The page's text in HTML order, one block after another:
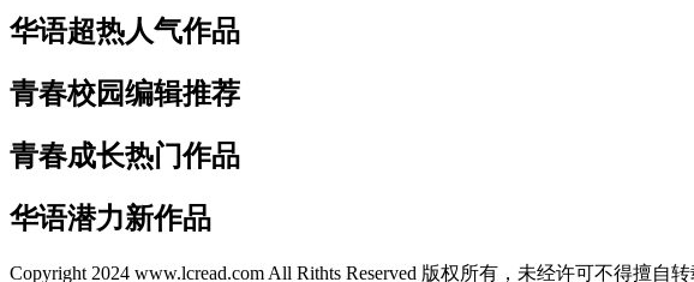
华语超热人气作品
青春校园编辑推荐
青春成长热门作品
华语潜力新作品
Copyright 2024 www.lcread.com All Rithts Reserved 版权所有，未经许可不得擅自转